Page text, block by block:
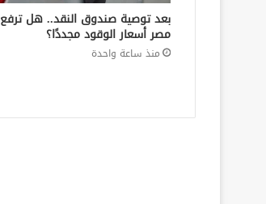
بعد توصية صندوق النقد.. هل ترفع
مصر أسعار الوقود مجددًا؟
منذ ساعة واحدة